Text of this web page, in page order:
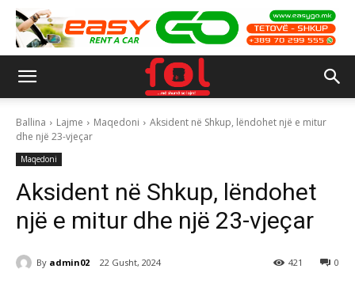
Ballina Lajme Maqedoni
Aksident në Shkup, lëndohet një e mitur
dhe një 23-vjeçar
Maqedoni
Aksident në Shkup, lëndohet
një e mitur dhe një 23-vjeçar
By admin02 22 Gusht, 2024 0
421